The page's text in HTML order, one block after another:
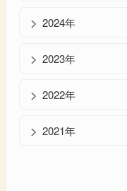
2024年
2023年
2022年
2021年